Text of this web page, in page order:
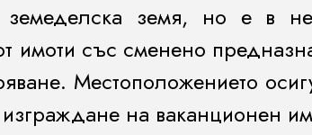
земеделска земя, но е в
имоти със сменено
Местоположението
на ваканционен